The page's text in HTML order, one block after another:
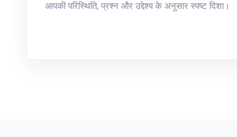
आपकी परिस्थिति, प्रश्न और उद्देश्य के अनुसार स्पष्ट दिशा।